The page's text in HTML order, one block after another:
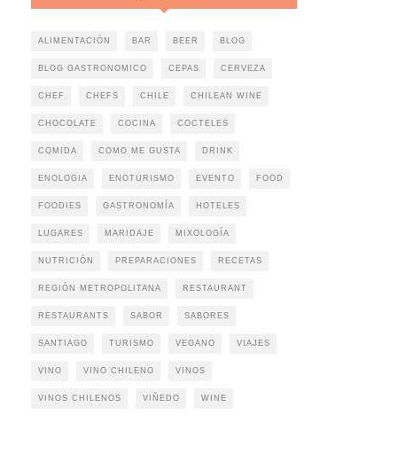
ALIMENTACIÓN BAR BEER BLOG
BLOG GASTRONOMICO CEPAS CERVEZA
CHEF CHEFS CHILE CHILEAN WINE
CHOCOLATE COCINA COCTELES
COMIDA COMO ME GUSTA DRINK
ENOLOGIA ENOTURISMO EVENTO FOOD
FOODIES GASTRONOMÍA HOTELES
LUGARES MARIDAJE MIXOLOGÍA
NUTRICIÓN PREPARACIONES RECETAS
REGIÓN METROPOLITANA RESTAURANT
RESTAURANTS SABOR SABORES
SANTIAGO TURISMO VEGANO VIAJES
VINO VINO CHILENO VINOS
VINOS CHILENOS VIÑEDO WINE